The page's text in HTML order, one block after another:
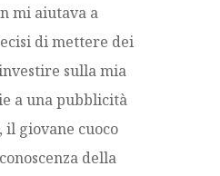
mi aiutava a
di mettere dei
sulla mia
a una pubblicità
il giovane cuoco
della